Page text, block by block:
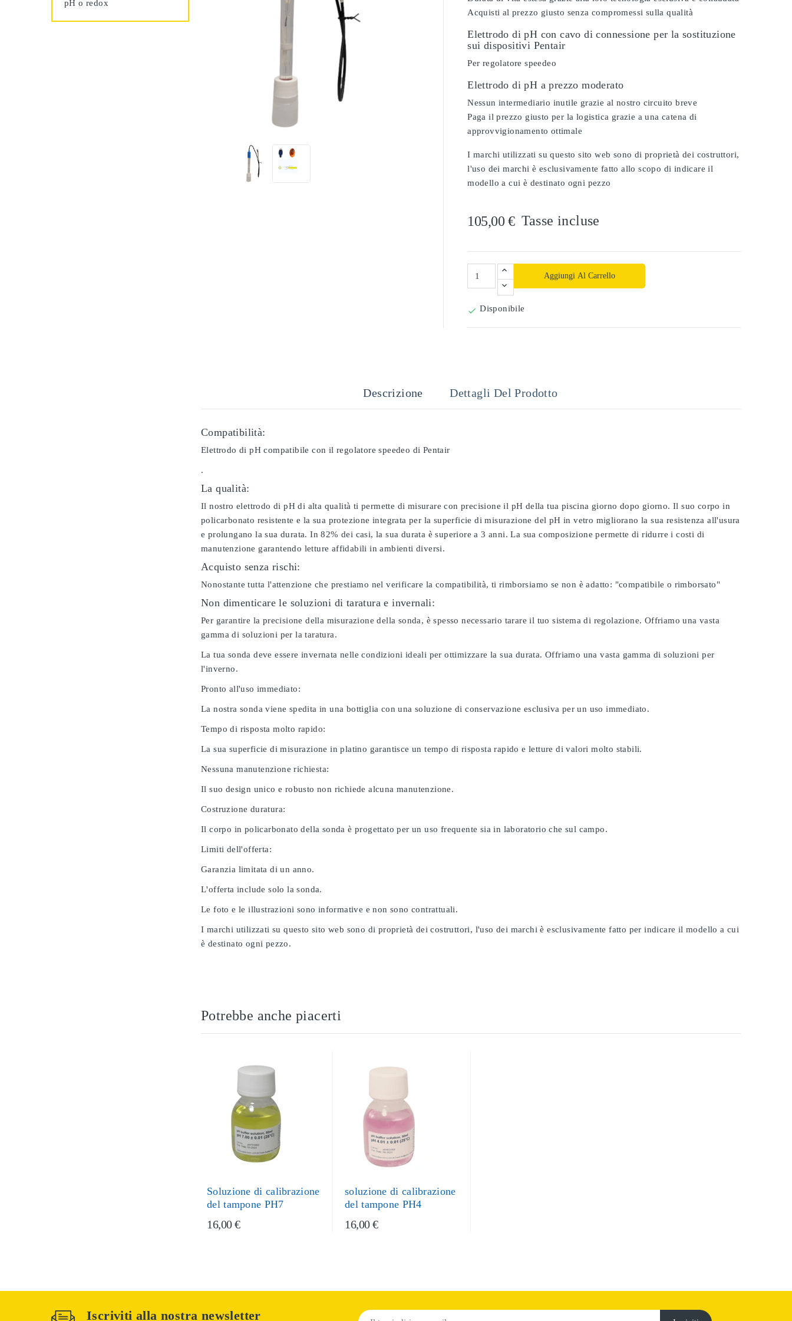
pH o redox
Acquisti al prezzo giusto senza compromessi sulla qualità
Elettrodo di pH con cavo di connessione per la sostituzione
sui dispositivi Pentair
Per regolatore speedeo
Elettrodo di pH a prezzo moderato
Nessun intermediario inutile grazie al nostro circuito breve
Paga il prezzo giusto per la logistica grazie a una catena di
approvvigionamento ottimale
I marchi utilizzati su questo sito web sono di proprietà dei costruttori,
l'uso dei marchi è esclusivamente fatto allo scopo di indicare il
modello a cui è destinato ogni pezzo
105,00 € Tasse incluse
Aggiungi Al Carrello
 Disponibile
Descrizione Dettagli Del Prodotto
Compatibilità:
Elettrodo di pH compatibile con il regolatore speedeo di Pentair
.
La qualità:
Il nostro elettrodo di pH di alta qualità ti permette di misurare con precisione il pH della tua piscina giorno dopo giorno. Il suo corpo in
policarbonato resistente e la sua protezione integrata per la superficie di misurazione del pH in vetro migliorano la sua resistenza all'usura
e prolungano la sua durata. In 82% dei casi, la sua durata è superiore a 3 anni. La sua composizione permette di ridurre i costi di
manutenzione garantendo letture affidabili in ambienti diversi.
Acquisto senza rischi:
Nonostante tutta l'attenzione che prestiamo nel verificare la compatibilità, ti rimborsiamo se non è adatto: "compatibile o rimborsato"
Non dimenticare le soluzioni di taratura e invernali:
Per garantire la precisione della misurazione della sonda, è spesso necessario tarare il tuo sistema di regolazione. Offriamo una vasta
gamma di soluzioni per la taratura.
La tua sonda deve essere invernata nelle condizioni ideali per ottimizzare la sua durata. Offriamo una vasta gamma di soluzioni per
l'inverno.
Pronto all'uso immediato:
La nostra sonda viene spedita in una bottiglia con una soluzione di conservazione esclusiva per un uso immediato.
Tempo di risposta molto rapido:
La sua superficie di misurazione in platino garantisce un tempo di risposta rapido e letture di valori molto stabili.
Nessuna manutenzione richiesta:
Il suo design unico e robusto non richiede alcuna manutenzione.
Costruzione duratura:
Il corpo in policarbonato della sonda è progettato per un uso frequente sia in laboratorio che sul campo.
Limiti dell'offerta:
Garanzia limitata di un anno.
L'offerta include solo la sonda.
Le foto e le illustrazioni sono informative e non sono contrattuali.
I marchi utilizzati su questo sito web sono di proprietà dei costruttori, l'uso dei marchi è esclusivamente fatto per indicare il modello a cui
è destinato ogni pezzo.
Potrebbe anche piacerti
Soluzione di calibrazione
del tampone PH7
16,00 €
soluzione di calibrazione
del tampone PH4
16,00 €
Iscriviti alla nostra newsletter